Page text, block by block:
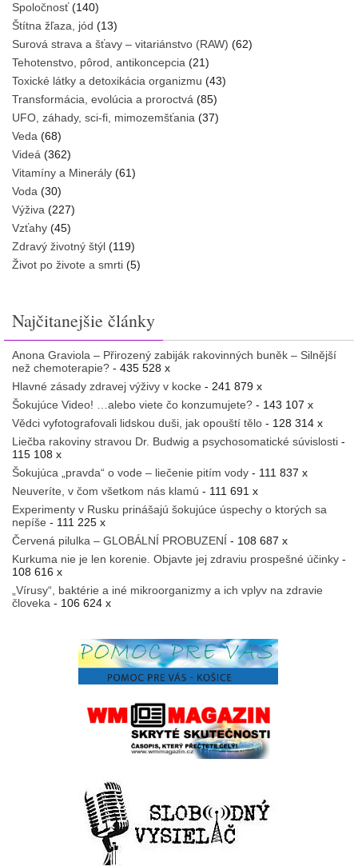
Spoločnosť(140)
Štítna žľaza, jód (13)
Surová strava a šťavy – vitariánstvo (RAW) (62)
Tehotenstvo, pôrod, antikoncepcia (21)
Toxické látky a detoxikácia organizmu (43)
Transformácia, evolúcia a proroctvá (85)
UFO, záhady, sci-fi, mimozemšťania (37)
Veda (68)
Videá (362)
Vitamíny a Minerály (61)
Voda (30)
Výživa (227)
Vzťahy (45)
Zdravý životný štýl (119)
Život po živote a smrti (5)
Najčitanejšie články
Anona Graviola – Přirozený zabiják rakovinných buněk – Silnější
než chemoterapie? - 435 528 x
Hlavné zásady zdravej výživy v kocke - 241 879 x
Šokujúce Video! …alebo viete čo konzumujete? - 143 107 x
Vědci vyfotografovali lidskou duši, jak opouští tělo - 128 314 x
Liečba rakoviny stravou Dr. Budwig a psychosomatické súvislosti -
115 108 x
Šokujúca „pravda“ o vode – liečenie pitím vody - 111 837 x
Neuveríte, v čom všetkom nás klamú - 111 691 x
Experimenty v Rusku prinášajú šokujúce úspechy o ktorých sa
nepíše - 111 225 x
Červená pilulka – GLOBÁLNÍ PROBUZENÍ - 108 687 x
Kurkuma nie je len korenie. Objavte jej zdraviu prospešné účinky -
108 616 x
„Vírusy“, baktérie a iné mikroorganizmy a ich vplyv na zdravie
človeka - 106 624 x